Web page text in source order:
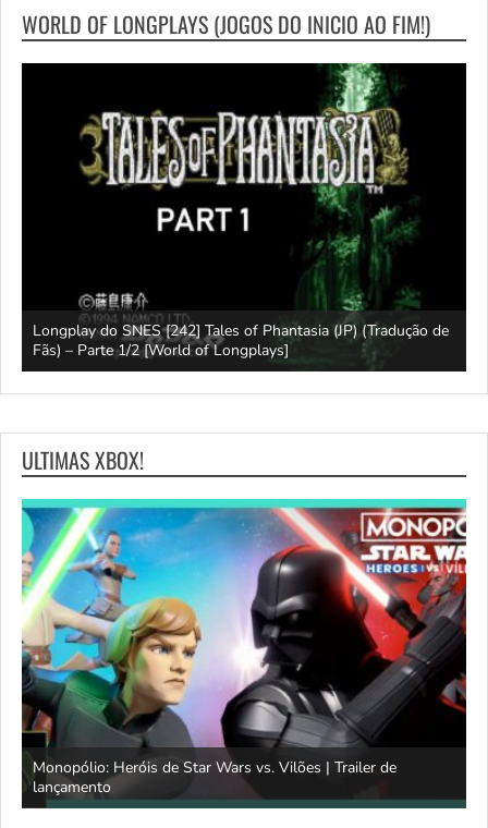
WORLD OF LONGPLAYS (JOGOS DO INICIO AO FIM!)
Longplay do SNES [242] Tales of Phantasia (JP) (Tradução de
Fãs) – Parte 1/2 [World of Longplays]
ULTIMAS XBOX!
Monopólio: Heróis de Star Wars vs. Vilões | Trailer de
lançamento